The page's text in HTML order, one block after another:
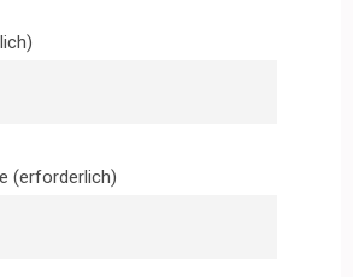
(erforderlich)